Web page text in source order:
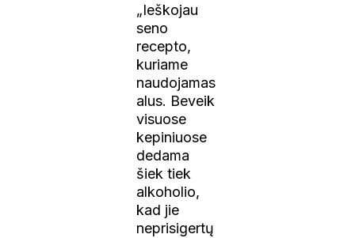
„Ieškojau
seno
recepto,
kuriame
naudojamas
alus. Beveik
visuose
kepiniuose
dedama
šiek tiek
alkoholio,
kad jie
neprisigertų